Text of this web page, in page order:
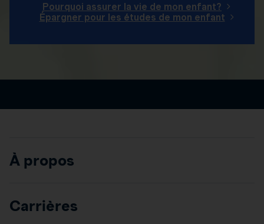
Pourquoi assurer la vie de mon enfant?
Épargner pour les études de mon enfant
À propos
Carrières